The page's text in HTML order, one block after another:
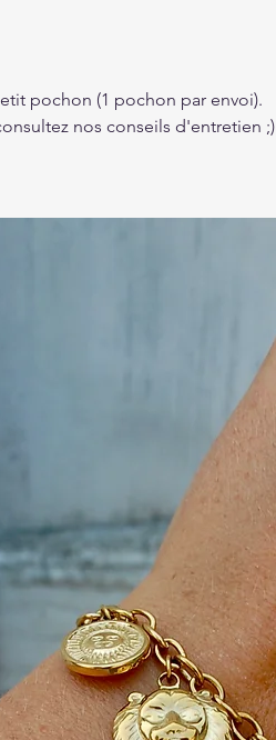
pochon (1 pochon par envoi).
nos conseils d'entretien ;)